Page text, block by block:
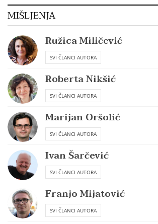
MIŠLJENJA
Ružica Miličević
SVI ČLANCI AUTORA
Roberta Nikšić
SVI ČLANCI AUTORA
Marijan Oršolić
SVI ČLANCI AUTORA
Ivan Šarčević
SVI ČLANCI AUTORA
Franjo Mijatović
SVI ČLANCI AUTORA